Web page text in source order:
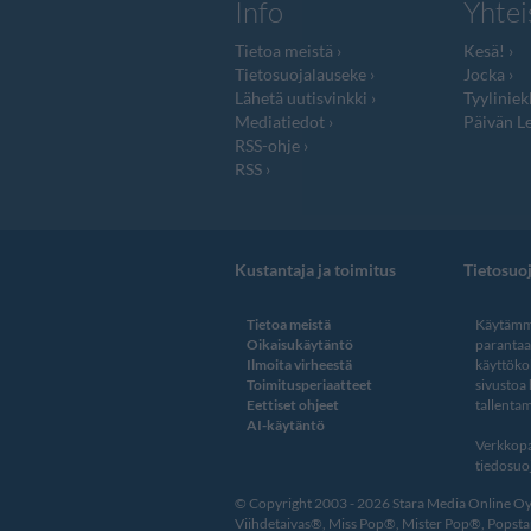
Info
Tietoa meistä
Tietosuojalauseke
Lähetä uutisvinkki
Mediatiedot
RSS-ohje
RSS
Kesä!
Jocka
Päivän
Kustantaja ja toimitus
Tietoa meistä
Oikaisukäytäntö
Ilmoita virheestä
Toimitusperiaatteet
Eettiset ohjeet
AI-käytäntö
sivustoa
© Copyright 2003 - 2026 Stara Media Online
Viihdetaivas®, Miss Pop®, Mister Pop®,